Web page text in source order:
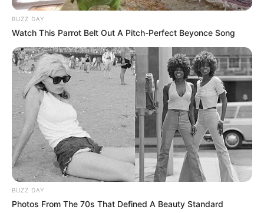
BUZZ DAY
Watch This Parrot Belt Out A Pitch-Perfect Beyonce Song
BUZZ DAY
Photos From The 70s That Defined A Beauty Standard